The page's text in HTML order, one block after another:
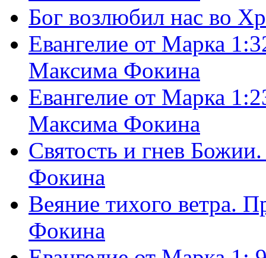
Бог возлюбил нас во
Евангелие от Марка
Максима Фокина
Евангелие от Марка
Максима Фокина
Святость и гнев
Фокина
Веяние тихого ветра.
Фокина